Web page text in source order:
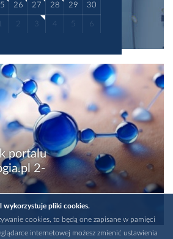
26 27 28 29 30
2 3 4 5 6
portalu
2-
wykorzystuje pliki cookies.
cookies, to będą one zapisane w pamięci
internetowej możesz zmienić ustawienia